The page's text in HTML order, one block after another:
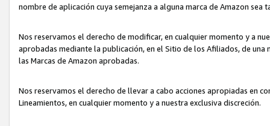
nombre de aplicación cuya semejanza a alguna marca de Amazon
Nos reservamos el derecho de modificar, en cualquier momento y a
aprobadas mediante la publicación, en el Sitio de los Afiliados, de
las Marcas de Amazon aprobadas.
Nos reservamos el derecho de llevar a cabo acciones apropiadas en
Lineamientos, en cualquier momento y a nuestra exclusiva discreción.